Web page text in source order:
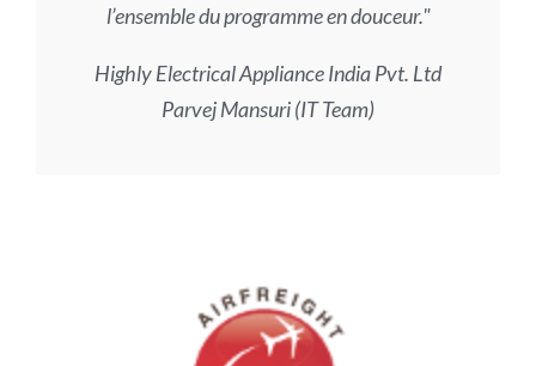
l’ensemble du programme en douceur.
Highly Electrical Appliance India Pvt. Ltd
Parvej Mansuri (IT Team)